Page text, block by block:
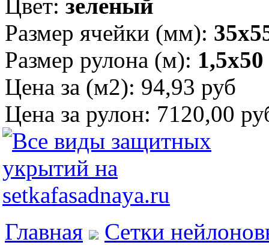
Цвет: зеленый
Размер ячейки (мм):
Размер рулона (м): 1,5х50
Цена за (м2): 94,93 руб
Цена за рулон: 7120,00
Главная
Сетки